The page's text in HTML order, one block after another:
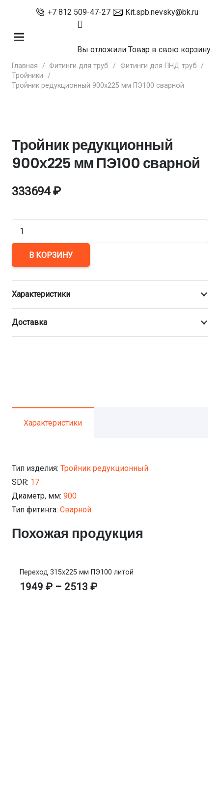
+7 812 509-47-27 Kit.spb.nevsky@bk.ru
Вы отложилиТовар в свою корзину.
Главная / Фитинги для труб / Фитинги для ПНД труб /
Тройники /
Тройник редукционный 900х225 мм ПЭ100 сварной
Тройник редукционный
900х225 мм ПЭ100 сварной
333694₽
Количество
Тройник
редукционный
900х225
мм
ПЭ100
сварной
В КОРЗИНУ
Характеристики
Доставка
Характеристики
Тип изделия: Тройник редукционный
SDR: 17
Диаметр, мм: 900
Тип фитинга: Сварной
Похожая продукция
Переход 315х225 мм ПЭ100 литой
1949 ₽ – 2513 ₽